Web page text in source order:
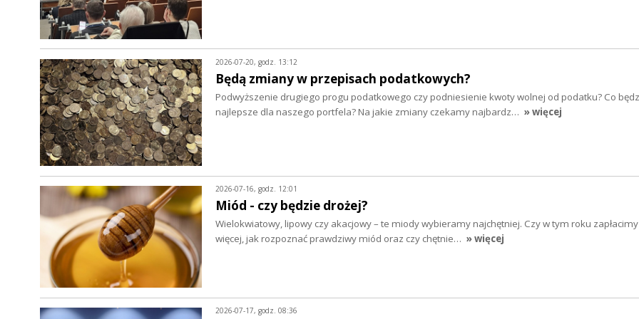
2026-07-20, godz. 13:12
Będą zmiany w przepisach podatkowych?
Podwyższenie drugiego progu podatkowego czy podniesienie kwoty wolnej od podatku? Co
najlepsze dla naszego portfela? Na jakie zmiany czekamy najbardz… » więcej
2026-07-16, godz. 12:01
Miód - czy będzie drożej?
Wielokwiatowy, lipowy czy akacjowy – te miody wybieramy najchętniej. Czy w tym roku
więcej, jak rozpoznać prawdziwy miód oraz czy chętnie… » więcej
2026-07-17, godz. 08:36